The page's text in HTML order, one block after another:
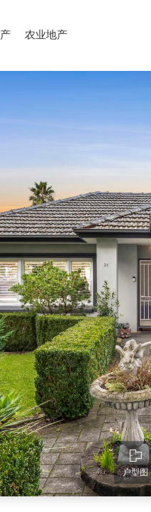
农业地产
户型图